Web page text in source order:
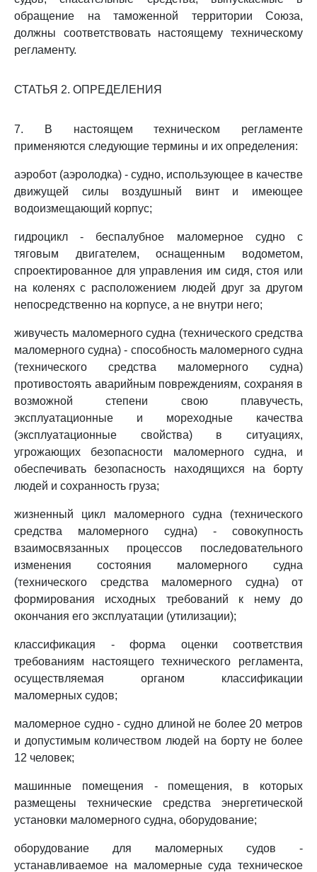
обращение на таможенной территории Союза,
должны соответствовать настоящему техническому
регламенту.
СТАТЬЯ 2. ОПРЕДЕЛЕНИЯ
7. В настоящем техническом регламенте
применяются следующие термины и их определения:
аэробот (аэролодка) - судно, использующее в качестве
движущей силы воздушный винт и имеющее
водоизмещающий корпус;
гидроцикл - беспалубное маломерное судно с
тяговым двигателем, оснащенным водометом,
спроектированное для управления им сидя, стоя или
на коленях с расположением людей друг за другом
непосредственно на корпусе, а не внутри него;
живучесть маломерного судна (технического средства
маломерного судна) - способность маломерного судна
(технического средства маломерного судна)
противостоять аварийным повреждениям, сохраняя в
возможной степени свою плавучесть,
эксплуатационные и мореходные качества
(эксплуатационные свойства) в ситуациях,
угрожающих безопасности маломерного судна, и
обеспечивать безопасность находящихся на борту
людей и сохранность груза;
жизненный цикл маломерного судна (технического
средства маломерного судна) - совокупность
взаимосвязанных процессов последовательного
изменения состояния маломерного судна
(технического средства маломерного судна) от
формирования исходных требований к нему до
окончания его эксплуатации (утилизации);
классификация - форма оценки соответствия
требованиям настоящего технического регламента,
осуществляемая органом классификации
маломерных судов;
маломерное судно - судно длиной не более 20 метров
и допустимым количеством людей на борту не более
12 человек;
машинные помещения - помещения, в которых
размещены технические средства энергетической
установки маломерного судна, оборудование;
оборудование для маломерных судов -
устанавливаемое на маломерные суда техническое